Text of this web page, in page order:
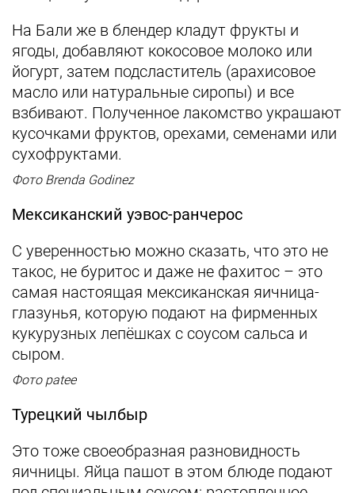
На Бали же в блендер кладут фрукты и
ягоды, добавляют кокосовое молоко или
йогурт, затем подсластитель (арахисовое
масло или натуральные сиропы) и все
взбивают. Полученное лакомство украшают
кусочками фруктов, орехами, семенами или
сухофруктами.
Фото Brenda Godinez
Мексиканский уэвос-ранчерос
С уверенностью можно сказать, что это не
такос, не буритос и даже не фахитос – это
самая настоящая мексиканская яичница-
глазунья, которую подают на фирменных
кукурузных лепёшках с соусом сальса и
сыром.
Фото patee
Турецкий чылбыр
Это тоже своеобразная разновидность
яичницы. Яйца пашот в этом блюде подают